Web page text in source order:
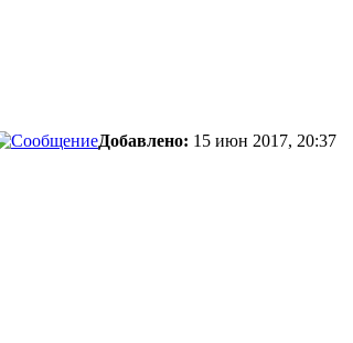
Добавлено: 15 июн 2017, 20:37